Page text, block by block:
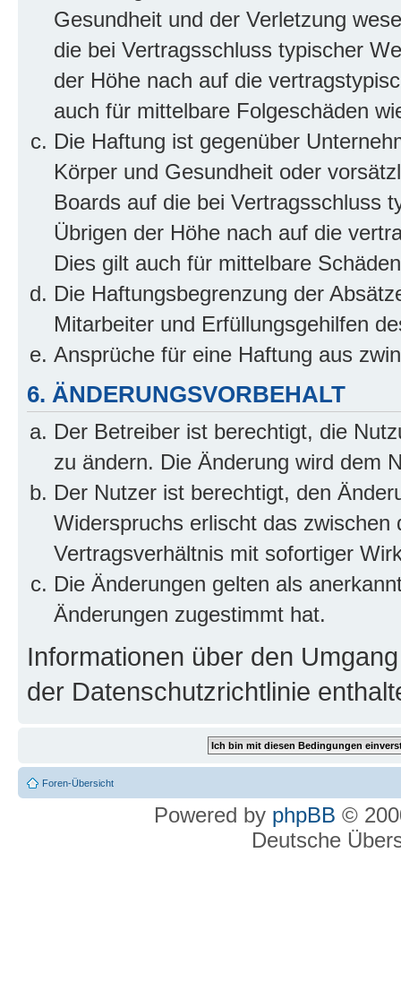
Gesundheit und der Verletzung
die bei Vertragsschluss typischer
der Höhe nach auf die
auch für mittelbare Folgeschäden
Die Haftung ist gegenüber
Körper und Gesundheit oder
Boards auf die bei Vertragsschluss
Übrigen der Höhe nach auf die
Dies gilt auch für mittelbare
Die Haftungsbegrenzung der
Mitarbeiter und Erfüllungsgehilfen
Ansprüche für eine Haftung aus
6. ÄNDERUNGSVORBEHALT
Der Betreiber ist berechtigt, die
zu ändern. Die Änderung wird dem
Der Nutzer ist berechtigt, den
Widerspruchs erlischt das
Vertragsverhältnis mit sofortiger
Die Änderungen gelten als
Änderungen zugestimmt hat.
Informationen über den
der Datenschutzrichtlinie
Foren-Übersicht
Powered by phpBB ©
Deutsche